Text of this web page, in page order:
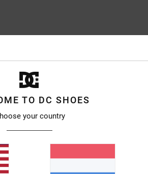
86% van onze
Prijs-kwaliteitverhouding
TO DC SHOES
your country